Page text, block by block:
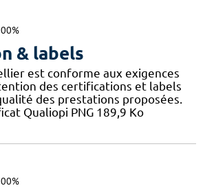
& labels
est conforme aux exigences
des certifications et labels
des prestations proposées.
Qualiopi PNG 189,9 Ko